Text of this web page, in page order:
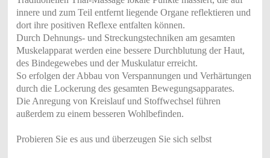
innere und zum Teil entfernt liegende Organe reflektieren und
dort ihre positiven Reflexe entfalten können.
Durch Dehnungs- und Streckungstechniken am gesamten
Muskelapparat werden eine bessere Durchblutung der Haut,
des Bindegewebes und der Muskulatur erreicht.
So erfolgen der Abbau von Verspannungen und Verhärtungen
durch die Lockerung des gesamten Bewegungsapparates.
Die Anregung von Kreislauf und Stoffwechsel führen
außerdem zu einem besseren Wohlbefinden.
Probieren Sie es aus und überzeugen Sie sich selbst